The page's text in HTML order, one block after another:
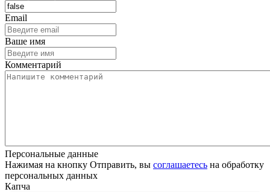
Email
Ваше имя
Комментарий
Персональные данные
Нажимая на кнопку Отправить, вы соглашаетесь на обработку
персональных данных
Капча